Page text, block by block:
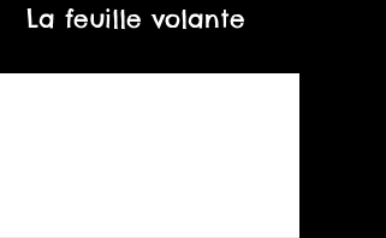
La feuille volante